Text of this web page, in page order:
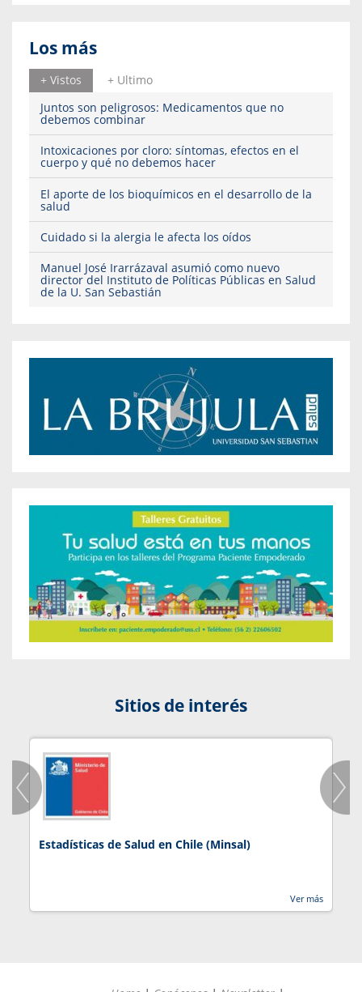
Los más
+ Vistos
+ Ultimo
Juntos son peligrosos: Medicamentos que no
debemos combinar
Intoxicaciones por cloro: síntomas, efectos en el
cuerpo y qué no debemos hacer
El aporte de los bioquímicos en el desarrollo de la
salud
Cuidado si la alergia le afecta los oídos
Manuel José Irarrázaval asumió como nuevo
director del Instituto de Políticas Públicas en Salud
de la U. San Sebastián
Sitios de interés
Estadísticas de Salud en Chile (Minsal)
Ver más